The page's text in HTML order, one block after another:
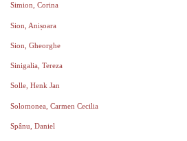
Simion, Corina
Sion, Anișoara
Sion, Gheorghe
Sinigalia, Tereza
Solle, Henk Jan
Solomonea, Carmen Cecilia
Spânu, Daniel